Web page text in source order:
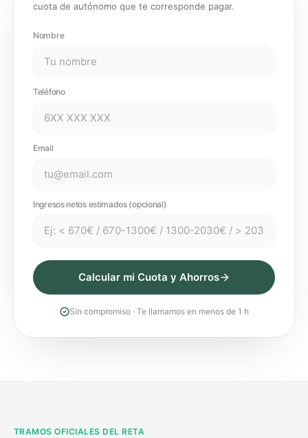
cuota de autónomo que te corresponde pagar.
Nombre
Teléfono
Email
Ingresos netos estimados (opcional)
Calcular mi Cuota y Ahorros
Sin compromiso · Te llamamos en menos de 1 h
TRAMOS OFICIALES DEL RETA